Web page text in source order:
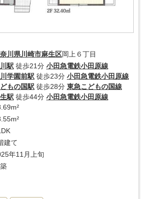
川県川崎市麻生区岡上６丁目
駅 徒歩21分 小田急電鉄小田原線
学園前駅 徒歩23分 小田急電鉄小田原線
もの国駅 徒歩28分 東急こどもの国線
駅 徒歩44分 小田急電鉄小田原線
建て
年11月上旬